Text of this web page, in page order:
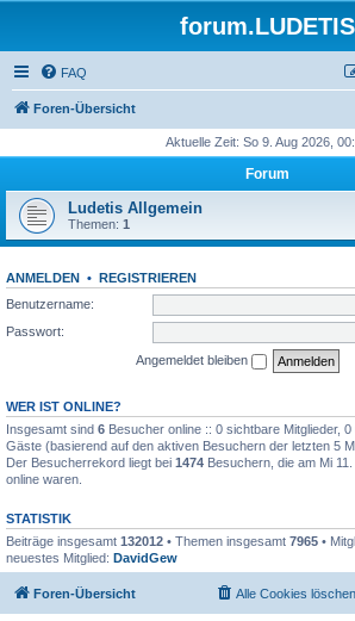
forum.LUDETIS
FAQ
Foren-Übersicht
Aktuelle Zeit: So 9. Aug 2026,
Forum
Ludetis Allgemein
Themen: 1
ANMELDEN • REGISTRIEREN
Benutzername:
Passwort:
Angemeldet bleiben
WER IST ONLINE?
Insgesamt sind 6 Besucher online :: 0 sichtbare Mitglieder,
Gäste (basierend auf den aktiven Besuchern der letzten 5
Der Besucherrekord liegt bei 1474 Besuchern, die am Mi
online waren.
STATISTIK
Beiträge insgesamt 132012 • Themen insgesamt 7965 •
neuestes Mitglied: DavidGew
Foren-Übersicht Alle Cookies löschen